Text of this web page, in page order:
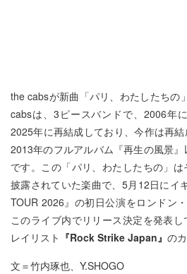
the cabsが新曲「パリ、わたしたちの
cabsは、3ピースバンドで、2006年
2025年に再結成しており、今作は再結
2013年のフルアルバム『再生の風景
です。この「パリ、わたしたちの」
披露されていた楽曲で、5月12日にイ
TOUR 2026』の初日公演をロンドン
このライブ内でリリース決定を発表
レイリスト 『Rock Strike Japan』 の
文＝竹内琢也、Y.SHOGO